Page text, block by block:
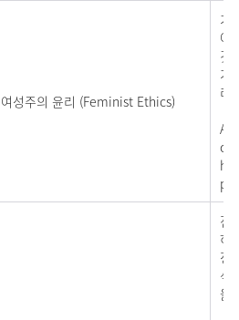
여성주의 윤리 (Feminist Ethics)
기
여
것
가
리
of
전
하
정
석
을